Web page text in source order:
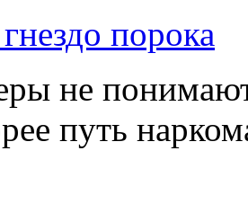
порока
не
путь